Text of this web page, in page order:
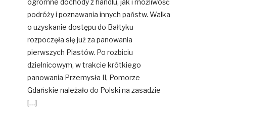
ogromne dochody z handlu, jak i możliwość
podróży i poznawania innych państw. Walka
o uzyskanie dostępu do Bałtyku
rozpoczęła się już za panowania
pierwszych Piastów. Po rozbiciu
dzielnicowym, w trakcie krótkiego
panowania Przemysła II, Pomorze
Gdańskie należało do Polski na zasadzie
[…]